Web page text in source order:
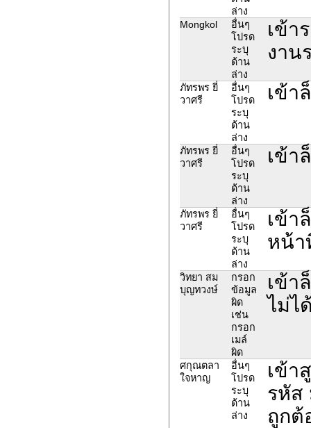
ล่าง
Mongkol
อื่นๆ
โปรด
ระบุ
ด้าน
ล่าง
เข้า
งาน
ภัทรพร ยี่
วาศรี
อื่นๆ
โปรด
ระบุ
ด้าน
ล่าง
เข้า
ภัทรพร ยี่
วาศรี
อื่นๆ
โปรด
ระบุ
ด้าน
ล่าง
เข้า
ภัทรพร ยี่
วาศรี
อื่นๆ
โปรด
ระบุ
ด้าน
ล่าง
เข้า
หน้า
วิทยา สม
บุญทวงษ์
กรอก
ข้อมูล
ผิด
เช่น
กรอก
เมล์
ผิด
เข้า
ไม่ไ
ศกุณตลา
ใจหาญ
อื่นๆ
โปรด
ระบุ
ด้าน
ล่าง
เข้า
รหัส
ถูกต้